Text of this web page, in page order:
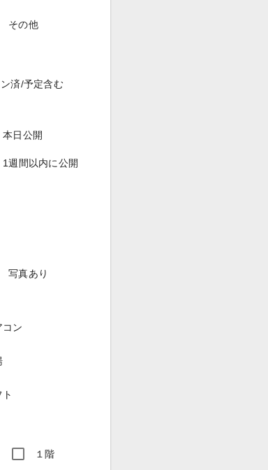
その他
済/予定含む
本日公開
1週間以内に公開
写真あり
コン
ト
１階